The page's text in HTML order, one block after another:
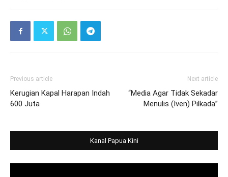
Previous article
Kerugian Kapal Harapan Indah
600 Juta
Next article
“Media Agar Tidak Sekadar
Menulis (Iven) Pilkada”
Kanal Papua Kini